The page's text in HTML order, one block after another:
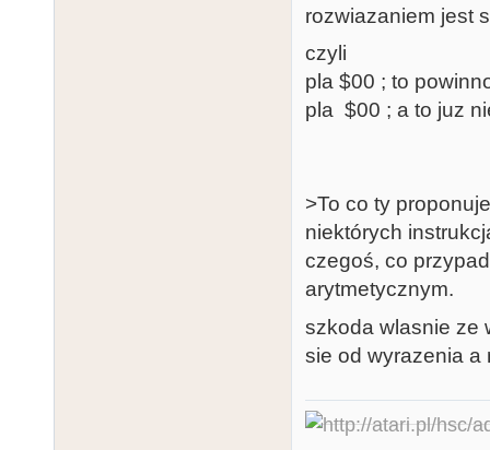
rozwiazaniem jest
czyli
pla $00 ; to
pla $00 ; a to juz
>To co ty
niektórych
czegoś, co
arytmetycznym.
szkoda wlasnie ze
sie od wyrazenia a